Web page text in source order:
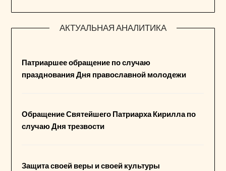
АКТУАЛЬНАЯ АНАЛИТИКА
Патриаршее обращение по случаю
празднования Дня православной молодежи
Обращение Святейшего Патриарха Кирилла по
случаю Дня трезвости
Защита своей веры и своей культуры